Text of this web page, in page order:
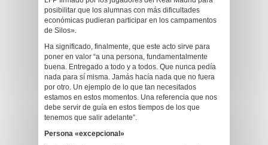
posibilitar que los alumnas con más dificultades
económicas pudieran participar en los campamentos
de Silos».
Ha significado, finalmente, que este acto sirve para
poner en valor “a una persona, fundamentalmente
buena. Entregado a todo y a todos. Que nunca pedía
nada para sí misma. Jamás hacía nada que no fuera
por otro. Un ejemplo de lo que tan necesitados
estamos en estos momentos. Una referencia que nos
debe servir de guía en estos tiempos de los que
tenemos que salir adelante”.
Persona «excepcional»